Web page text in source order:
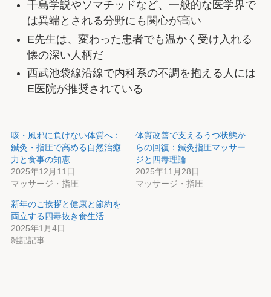
千島学説やソマチッドなど、一般的な医学界で
は異端とされる分野にも関心が高い
E先生は、変わった患者でも温かく受け入れる
懐の深い人柄だ
西武池袋線沿線で内科系の不調を抱える人には
E医院が推奨されている
咳・風邪に負けない体質へ：
鍼灸・指圧で高める自然治癒
力と食事の知恵
2025年12月11日
マッサージ・指圧
体質改善で支えるうつ状態か
らの回復：鍼灸指圧マッサー
ジと四毒理論
2025年11月28日
マッサージ・指圧
新年のご挨拶と健康と節約を
両立する四毒抜き食生活
2025年1月4日
雑記記事